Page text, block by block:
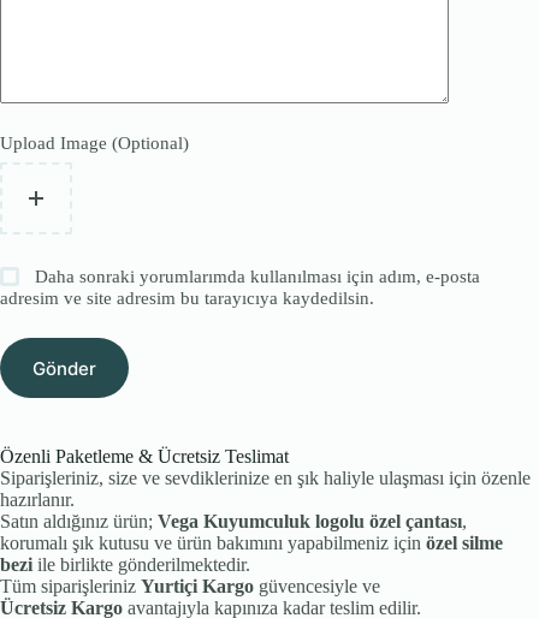
Upload Image (Optional)
Daha sonraki yorumlarımda kullanılması için adım, e-posta
adresim ve site adresim bu tarayıcıya kaydedilsin.
Gönder
Özenli Paketleme & Ücretsiz Teslimat
Siparişleriniz, size ve sevdiklerinize en şık haliyle ulaşması için özenle
hazırlanır.
Satın aldığınız ürün; Vega Kuyumculuk logolu özel çantası,
korumalı şık kutusu ve ürün bakımını yapabilmeniz için özel silme
bezi ile birlikte gönderilmektedir.
Tüm siparişleriniz Yurtiçi Kargo güvencesiyle ve
Ücretsiz Kargo avantajıyla kapınıza kadar teslim edilir.